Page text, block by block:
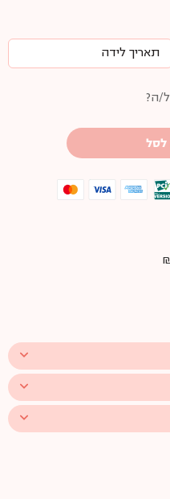
ה?
לסל